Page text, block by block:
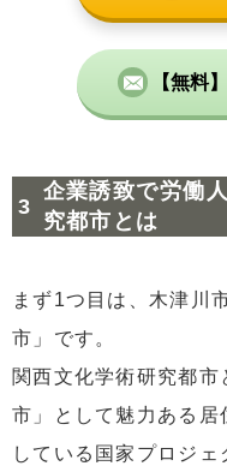
【無料
企業誘致で労働
究都市とは
まず1つ目は、木津川
市」です。
関西文化学術研究都
市」として魅力ある居
している国家プロジェ